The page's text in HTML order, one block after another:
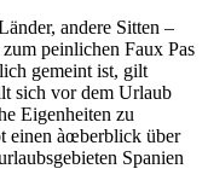
andere Sitten –
peinlichen Faux Pas
gemeint ist, gilt
sich vor dem Urlaub
Eigenheiten zu
einen àœberblick über
Spanien